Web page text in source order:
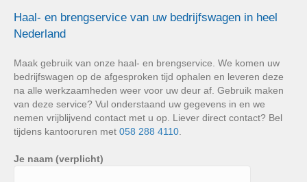
Haal- en brengservice van uw bedrijfswagen in heel
Nederland
Maak gebruik van onze haal- en brengservice. We komen uw
bedrijfswagen op de afgesproken tijd ophalen en leveren deze
na alle werkzaamheden weer voor uw deur af. Gebruik maken
van deze service? Vul onderstaand uw gegevens in en we
nemen vrijblijvend contact met u op. Liever direct contact? Bel
tijdens kantooruren met 058 288 4110
Je naam (verplicht)